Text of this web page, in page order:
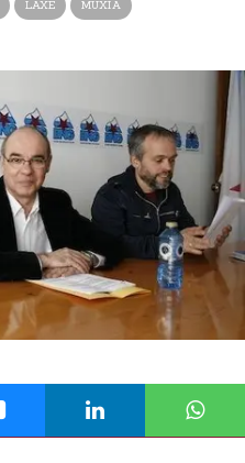
LAXE MUXÍA